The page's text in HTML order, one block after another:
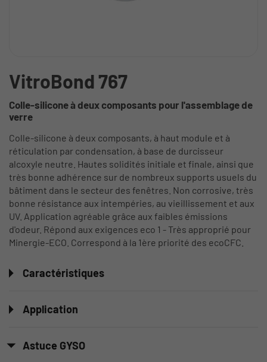
VitroBond 767
Colle-silicone à deux composants pour l'assemblage de
verre
Colle-silicone à deux composants, à haut module et à
réticulation par condensation, à base de durcisseur
alcoxyle neutre. Hautes solidités initiale et finale, ainsi que
très bonne adhérence sur de nombreux supports usuels du
bâtiment dans le secteur des fenêtres. Non corrosive, très
bonne résistance aux intempéries, au vieillissement et aux
UV. Application agréable grâce aux faibles émissions
d'odeur. Répond aux exigences eco 1 - Très approprié pour
Minergie-ECO. Correspond à la 1ère priorité des ecoCFC.
Caractéristiques
Application
Astuce GYSO